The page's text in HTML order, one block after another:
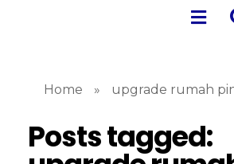
Home » upgrade rumah
Posts tagged: